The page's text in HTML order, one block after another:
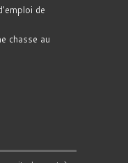
de
chasse au